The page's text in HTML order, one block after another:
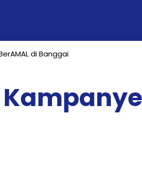
di Banggai